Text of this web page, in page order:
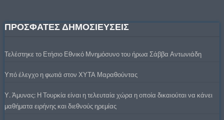
ΠΡΟΣΦΑΤΕΣ ΔΗΜΟΣΙΕΥΣΕΙΣ
Τελέστηκε το Ετήσιο Εθνικό Μνημόσυνο του ήρωα Σάββα Αντωνιάδη
Υπό έλεγχο η φωτιά στον ΧΥΤΑ Μαραθούντας
Υ. Άμυνας: Η Τουρκία είναι η τελευταία χώρα η οποία δικαιούται να κάνει
μαθήματα ειρήνης και διεθνούς ηρεμίας